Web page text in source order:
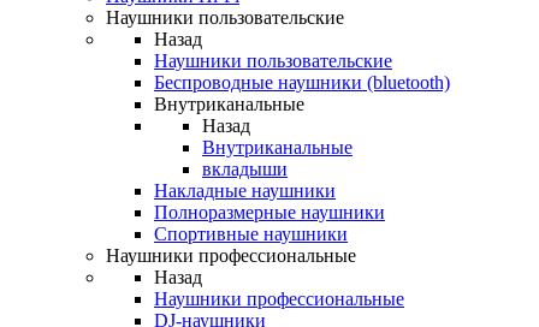
Наушники пользовательские
Назад
Наушники пользовательские
Беспроводные наушники (bluetooth)
Внутриканальные
Назад
Внутриканальные
вкладыши
Накладные наушники
Полноразмерные наушники
Спортивные наушники
Наушники профессиональные
Назад
Наушники профессиональные
DJ-наушники